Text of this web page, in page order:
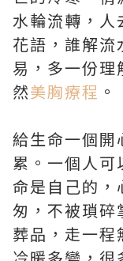
水輪流轉，人
花語，誰解流
易，多一份理
然美胸療程 。
給生命一個開
累。一個人
命是自己的，
匆，不被瑣碎
葬品，走一程